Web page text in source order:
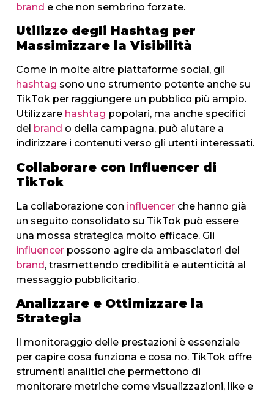
brand e che non sembrino forzate.
Utilizzo degli Hashtag per
Massimizzare la Visibilità
Come in molte altre piattaforme social, gli
hashtag sono uno strumento potente anche su
TikTok per raggiungere un pubblico più ampio.
Utilizzare hashtag popolari, ma anche specifici
del brand o della campagna, può aiutare a
indirizzare i contenuti verso gli utenti interessati.
Collaborare con Influencer di
TikTok
La collaborazione con influencer che hanno già
un seguito consolidato su TikTok può essere
una mossa strategica molto efficace. Gli
influencer possono agire da ambasciatori del
brand, trasmettendo credibilità e autenticità al
messaggio pubblicitario.
Analizzare e Ottimizzare la
Strategia
Il monitoraggio delle prestazioni è essenziale
per capire cosa funziona e cosa no. TikTok offre
strumenti analitici che permettono di
monitorare metriche come visualizzazioni, like e